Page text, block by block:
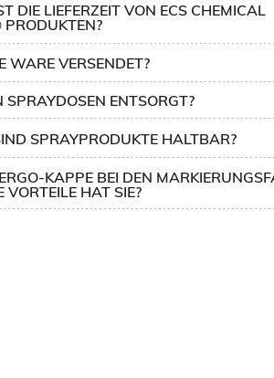
DIE LIEFERZEIT VON ECS CHEMICAL
WARE VERSENDET?
ENTSORGT?
SPRAYPRODUKTE HALTBAR?
KAPPE BEI DEN
VORTEILE HAT SIE?